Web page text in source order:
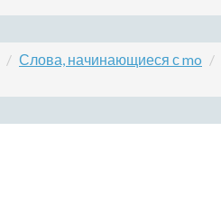
Слова, начинающиеся с mo